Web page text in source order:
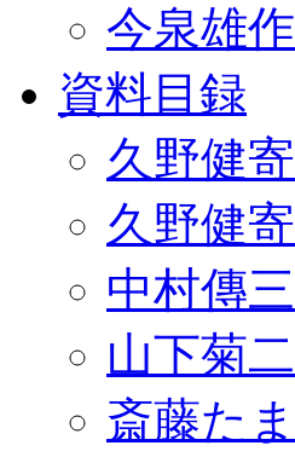
今泉雄
資料目録
久野健
久野健
中村傳
山下菊
斎藤た